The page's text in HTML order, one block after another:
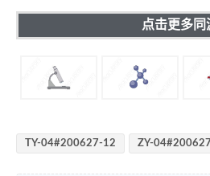
点击更多同
TY-04#200627-12 ZY-